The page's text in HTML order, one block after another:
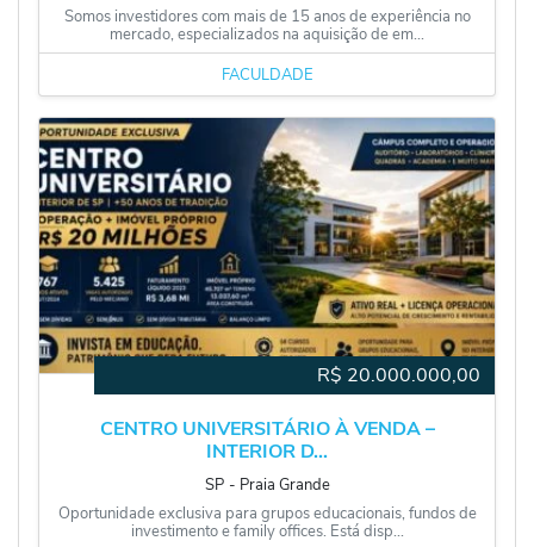
Somos investidores com mais de 15 anos de experiência no
mercado, especializados na aquisição de em...
FACULDADE
R$ 20.000.000,00
CENTRO UNIVERSITÁRIO À VENDA –
INTERIOR D...
SP ‐ Praia Grande
Oportunidade exclusiva para grupos educacionais, fundos de
investimento e family offices. Está disp...